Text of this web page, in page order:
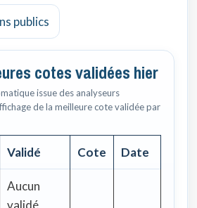
publics
cotes validées hier
issue des analyseurs
de la meilleure cote validée par
Validé Cote Date
Aucun
validé